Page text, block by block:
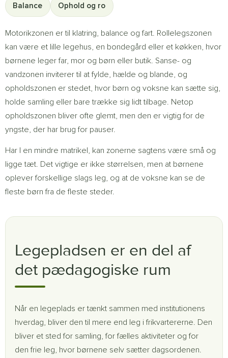
Balance Ophold og ro
Motorikzonen er til klatring, balance og fart. Rollelegszonen
kan være et lille legehus, en bondegård eller et køkken, hvor
børnene leger far, mor og børn eller butik. Sanse- og
vandzonen inviterer til at fylde, hælde og blande, og
opholdszonen er stedet, hvor børn og voksne kan sætte sig,
holde samling eller bare trække sig lidt tilbage. Netop
opholdszonen bliver ofte glemt, men den er vigtig for de
yngste, der har brug for pauser.
Har I en mindre matrikel, kan zonerne sagtens være små og
ligge tæt. Det vigtige er ikke størrelsen, men at børnene
oplever forskellige slags leg, og at de voksne kan se de
fleste børn fra de fleste steder.
Legepladsen er en del af
det pædagogiske rum
Når en legeplads er tænkt sammen med institutionens
hverdag, bliver den til mere end leg i frikvartererne. Den
bliver et sted for samling, for fælles aktiviteter og for
den frie leg, hvor børnene selv sætter dagsordenen.